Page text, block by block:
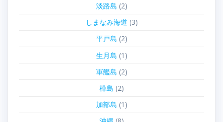
淡路島 (2)
しまなみ海道 (3)
平戸島 (2)
生月島 (1)
軍艦島 (2)
樺島 (2)
加部島 (1)